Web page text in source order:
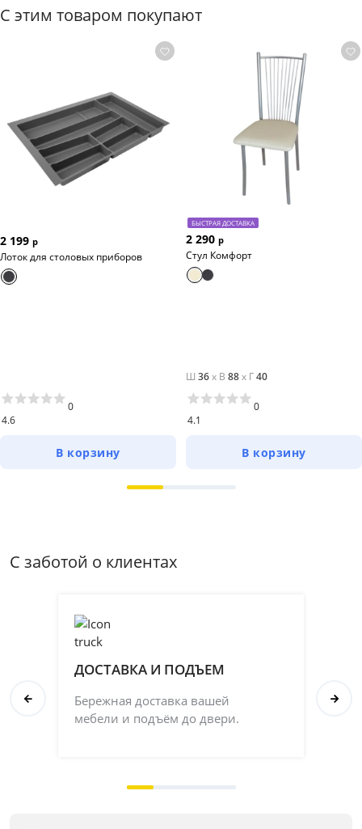
С этим товаром покупают
2 199 р
Лоток для столовых приборов
4.6
0
В корзину
БЫСТРАЯ ДОСТАВКА
2 290 р
Стул Комфорт
Ш 36x В 88x Г40
4.1
0
В корзину
С заботой о клиентах
ДОСТАВКА И ПОДЪЕМ
Бережная доставка вашей
мебели и подъём до двери.